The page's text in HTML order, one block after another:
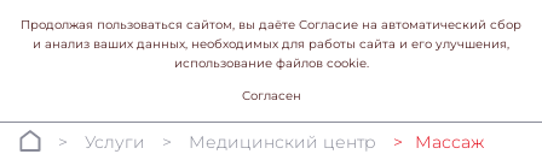
Услуги Медицинский центр Массаж
Продолжая пользоваться сайтом, вы даёте Согласие на автоматический сбор
и анализ ваших данных, необходимых для работы сайта и его улучшения,
использование файлов cookie.
Согласен